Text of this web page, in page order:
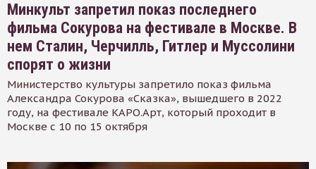
Минкульт запретил показ последнего
фильма Сокурова на фестивале в Москве. В
нем Сталин, Черчилль, Гитлер и Муссолини
спорят о жизни
Министерство культуры запретило показ фильма
Александра Сокурова «Сказка», вышедшего в 2022
году, на фестивале КАРО.Арт, который проходит в
Москве с 10 по 15 октября